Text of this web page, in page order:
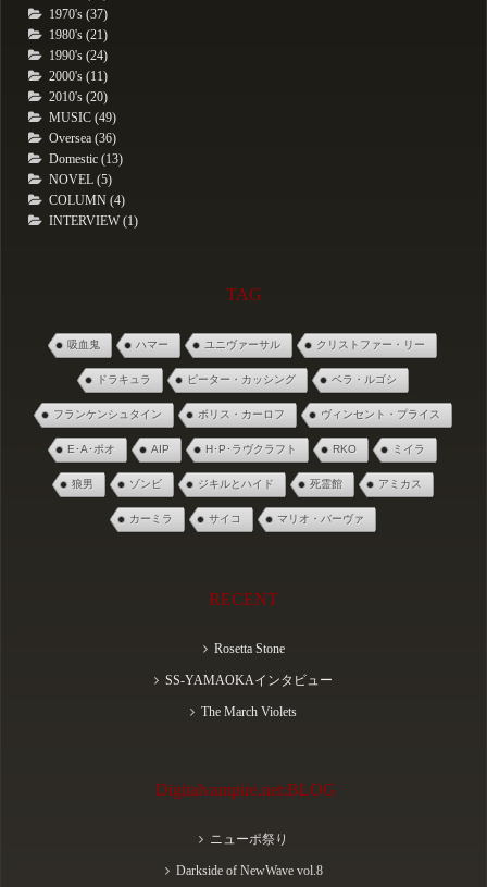
1970's (37)
1980's (21)
1990's (24)
2000's (11)
2010's (20)
MUSIC (49)
Oversea (36)
Domestic (13)
NOVEL (5)
COLUMN (4)
INTERVIEW (1)
TAG
吸血鬼 ハマー ユニヴァーサル クリストファー・リー
ドラキュラ ピーター・カッシング ベラ・ルゴシ
フランケンシュタイン ボリス・カーロフ ヴィンセント・プライス
E･A･ポオ AIP H･P･ラヴクラフト RKO ミイラ
狼男 ゾンビ ジキルとハイド 死霊館 アミカス
カーミラ サイコ マリオ・バーヴァ
RECENT
Rosetta Stone
SS-YAMAOKAインタビュー
The March Violets
Digitalvampire.net:BLOG
ニューポ祭り
Darkside of NewWave vol.8